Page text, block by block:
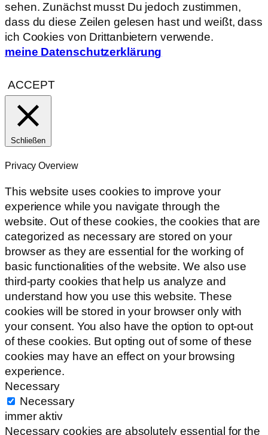
sehen. Zunächst musst Du jedoch zustimmen,
dass du diese Zeilen gelesen hast und weißt, dass
ich Cookies von Drittanbietern verwende.
meine Datenschutzerklärung
ACCEPT
Schließen
Privacy Overview
This website uses cookies to improve your
experience while you navigate through the
website. Out of these cookies, the cookies that are
categorized as necessary are stored on your
browser as they are essential for the working of
basic functionalities of the website. We also use
third-party cookies that help us analyze and
understand how you use this website. These
cookies will be stored in your browser only with
your consent. You also have the option to opt-out
of these cookies. But opting out of some of these
cookies may have an effect on your browsing
experience.
Necessary
Necessary
immer aktiv
Necessary cookies are absolutely essential for the